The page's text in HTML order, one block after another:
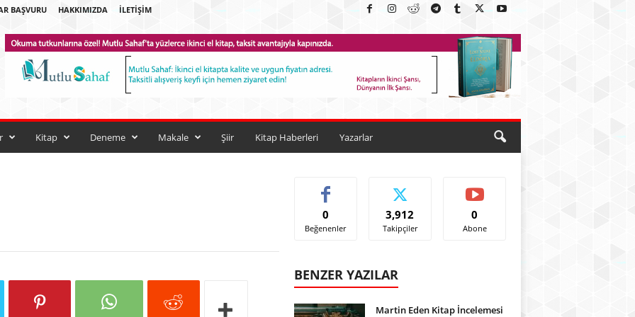
BAŞVURU HAKKIMIZDA İLETIŞIM
Kitap Deneme Makale Şiir Kitap Haberleri Yazarlar
0
Beğenenler
3,912
Takipçiler
0
Abone
BENZER YAZILAR
Martin Eden Kitap İncelemesi